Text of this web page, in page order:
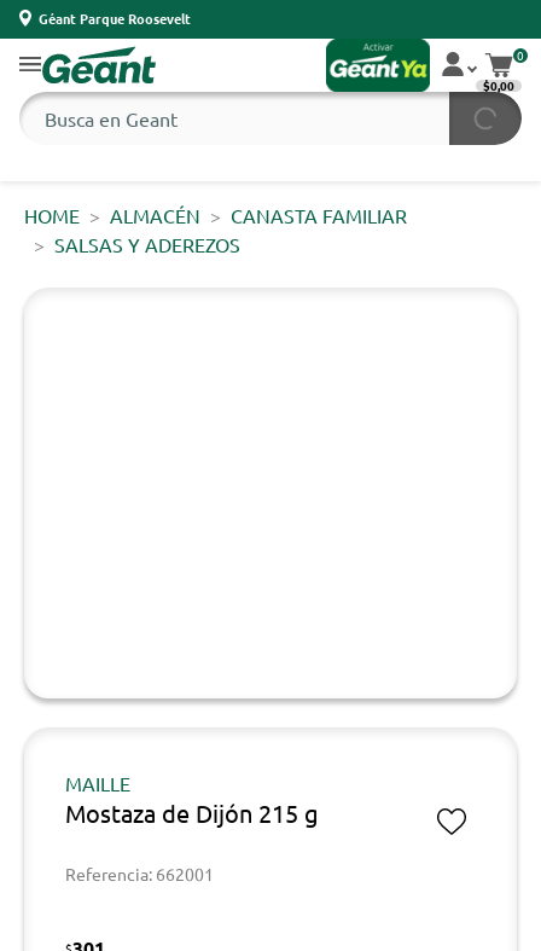
Géant Parque Roosevelt
0
$0,00
HOME ALMACÉN
CANASTA FAMILIAR
SALSAS Y ADEREZOS
MAILLE
Mostaza de Dijón 215 g
Referencia: 662001